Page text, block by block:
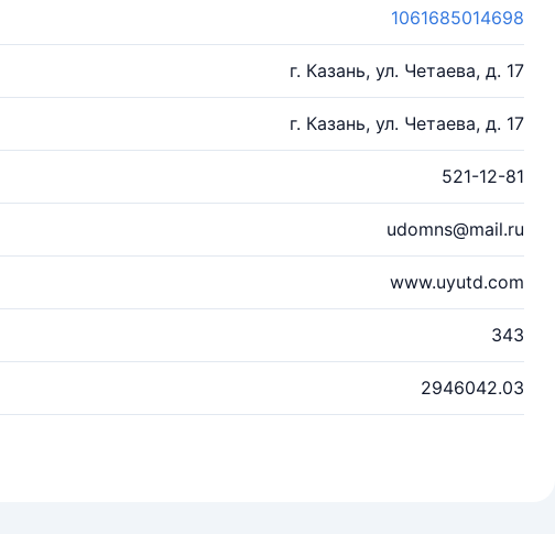
1061685014698
г. Казань, ул. Четаева, д. 17
г. Казань, ул. Четаева, д. 17
521-12-81
udomns@mail.ru
www.uyutd.com
343
2946042.03